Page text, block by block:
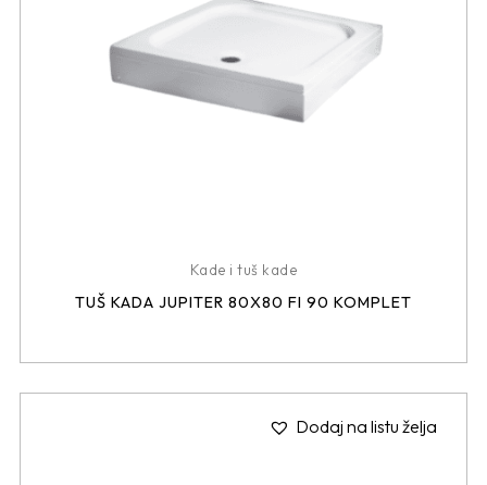
Kade i tuš kade
TUŠ KADA JUPITER 80X80 FI 90 KOMPLET
Dodaj na listu želja